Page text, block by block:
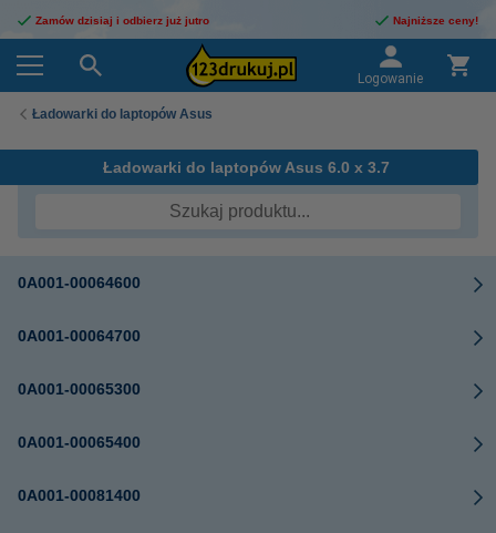
Zamów dzisiaj i odbierz już jutro Najniższe ceny!
Logowanie
Ładowarki do laptopów Asus
Ładowarki do laptopów Asus 6.0 x 3.7
0A001-00064600
0A001-00064700
0A001-00065300
0A001-00065400
0A001-00081400